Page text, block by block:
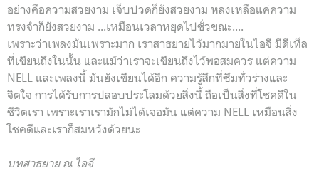
อย่างคือความสวยงาม เจ็บปวดก็ยังสวยงาม หลงเหลือแค่ความ
ทรงจำก็ยังสวยงาม ...เหมือนเวลาหยุดไปชั่วขณะ....
เพราะว่าเพลงมันเพราะมาก เราสาธยายไว้มากมายในไอจี มีดีเท็ล
ที่เขียนถึงในนั้น และแม้ว่าเราจะเขียนถึงไว้พอสมควร แต่ความ
NELL และเพลงนี้ มันยังเขียนได้อีก ความรู้สึกที่ซึมทั่วร่างและ
จิตใจ การได้รับการปลอบประโลมด้วยสิ่งนี้ ถือเป็นสิ่งที่โชคดีใน
ชีวิตเรา เพราะเราเรามักไม่ได้เจอมัน แต่ความ NELL เหมือนสิ่ง
โชคดีและเราก็สมหวังด้วยนะ
บทสาธยาย ณ ไอจี